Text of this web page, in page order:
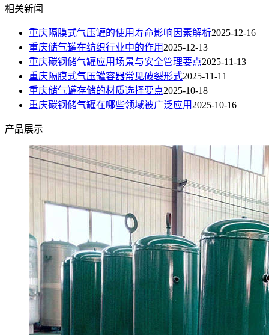
相关新闻
重庆隔膜式气压罐的使用寿命影响因素解析2025-12-16
重庆储气罐在纺织行业中的作用 2025-12-13
重庆碳钢储气罐应用场景与安全管理要点2025-11-13
重庆隔膜式气压罐容器常见破裂形式​2025-11-11
重庆储气罐存储的材质选择要点2025-10-18
重庆碳钢储气罐在哪些领域被广泛应用 2025-10-16
产品展示